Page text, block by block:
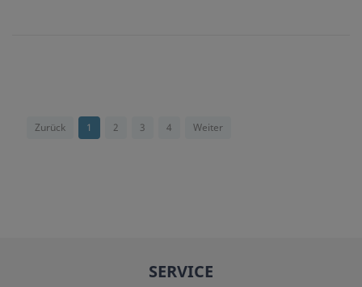
Zurück 1 2 3 4 Weiter
SERVICE